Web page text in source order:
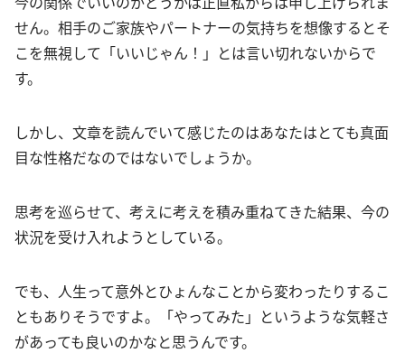
せん。相手のご家族やパートナーの気持ちを想像するとそ
こを無視して「いいじゃん！」とは言い切れないからで
す。
しかし、文章を読んでいて感じたのはあなたはとても真面
目な性格だなのではないでしょうか。
思考を巡らせて、考えに考えを積み重ねてきた結果、今の
状況を受け入れようとしている。
でも、人生って意外とひょんなことから変わったりするこ
ともありそうですよ。「やってみた」というような気軽さ
があっても良いのかなと思うんです。